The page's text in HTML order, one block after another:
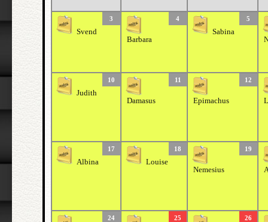
3
Svend
4
Barbara
5
Sabina
10
Judith
11
Damasus
12
Epimachus
17
Albina
18
Louise
19
Nemesius
24 25 26